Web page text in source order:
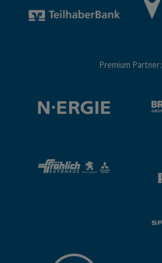
Premium Partner: